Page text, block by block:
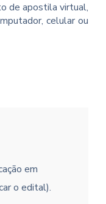
de apostila virtual,
celular ou
em
o edital).